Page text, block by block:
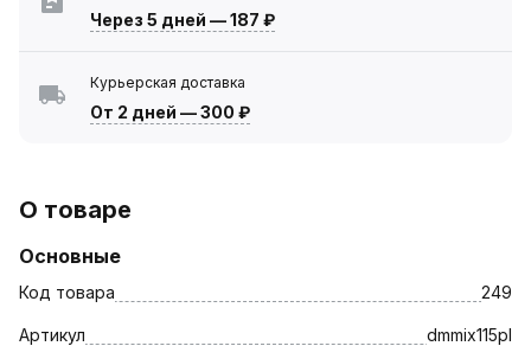
Через 5 дней —187 ₽
Курьерская доставка
От 2 дней —300 ₽
О товаре
Основные
Код товара 249
Артикул dmmix115pl